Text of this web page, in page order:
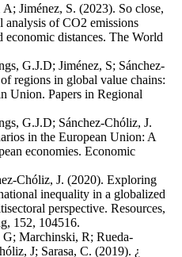
Jiménez, S. (2023). So close,
analysis of CO2 emissions
economic distances. The World
G.J.D; Jiménez, S; Sánchez-
regions in global value chains:
Union. Papers in Regional
G.J.D; Sánchez-Chóliz, J.
in the European Union: A
economies. Economic
Chóliz, J. (2020). Exploring
inequality in a globalized
perspective. Resources,
152, 104516.
Marchinski, R; Rueda-
J; Sarasa, C. (2019). ¿